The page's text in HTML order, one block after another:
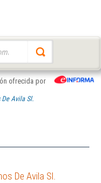
ofrecida por
Avila Sl.
De Avila Sl.